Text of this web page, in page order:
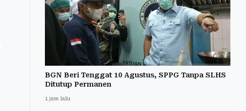
BGN Beri Tenggat 10 Agustus, SPPG Tanpa SLHS
Ditutup Permanen
1 jam lalu